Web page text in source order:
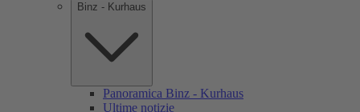
Binz - Kurhaus
Panoramica Binz - Kurhaus
Ultime notizie